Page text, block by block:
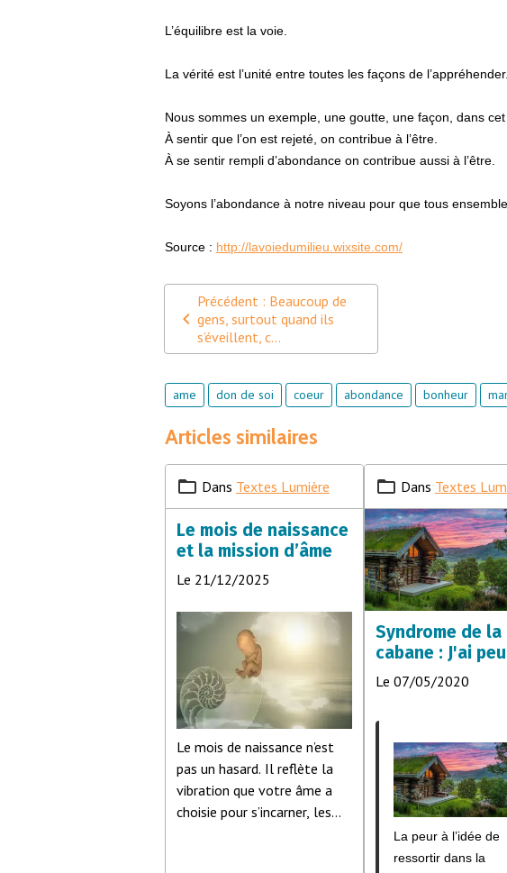
L’équilibre est la voie.
La vérité est l’unité entre toutes les façons de l’appréhender.
Nous sommes un exemple, une goutte, une façon, dans
À sentir que l’on est rejeté, on contribue à l’être.
À se sentir rempli d’abondance on contribue aussi à l’être.
Soyons l’abondance à notre niveau pour que tous
Source : http://lavoiedumilieu.wixsite.com/
Précédent : Beaucoup de
gens, surtout quand ils
s’éveillent, c...
ame don de soi coeur abondance bonheur
Articles similaires
Dans Textes Lumière
Le mois de naissance
et la mission d’âme
Le 21/12/2025
Le mois de naissance n’est
pas un hasard. Il reflète la
vibration que votre âme a
choisie pour s’incarner, les
Dans Textes
Syndrome de la
cabane : J'ai
sortir après le
déconfinement
Le 07/05/2020
La peur à l’idée de
ressortir dans la